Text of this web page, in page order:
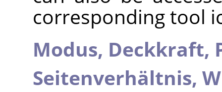
corresponding tool
Modus, Deckkraft,
Seitenverhältnis,